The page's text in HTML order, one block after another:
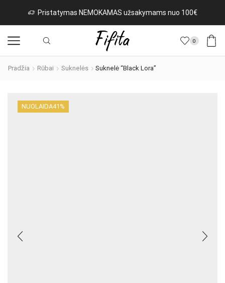
nuo 100€ Naujos prekės iš Italijos kasdien!
0
Pradžia Rūbai Suknelės Suknelė “Black Lora”
NUOLAIDA41%